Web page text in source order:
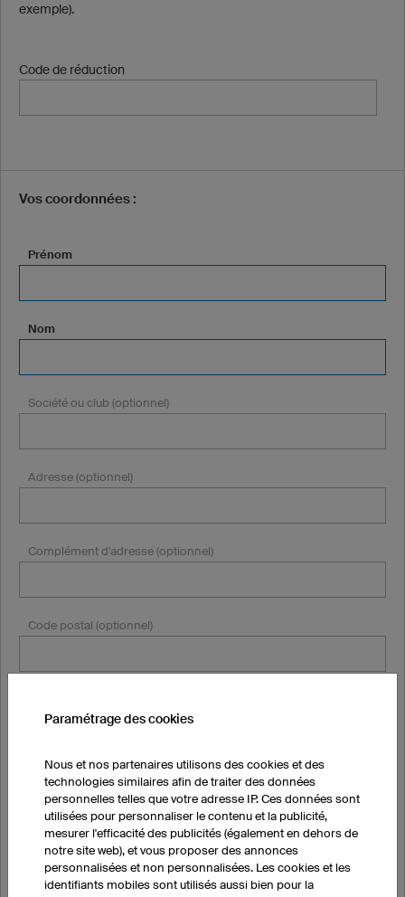
exemple).
Code de réduction
Vos coordonnées :
Prénom
Nom
Société ou club (optionnel)
Adresse (optionnel)
Complément d'adresse (optionnel)
Code postal (optionnel)
Paramétrage des cookies
Nous et nos partenaires utilisons des cookies et des
technologies similaires afin de traiter des données
personnelles telles que votre adresse IP. Ces données sont
utilisées pour personnaliser le contenu et la publicité,
mesurer l'efficacité des publicités (également en dehors de
notre site web), et vous proposer des annonces
personnalisées et non personnalisées. Les cookies et les
identifiants mobiles sont utilisés aussi bien pour la